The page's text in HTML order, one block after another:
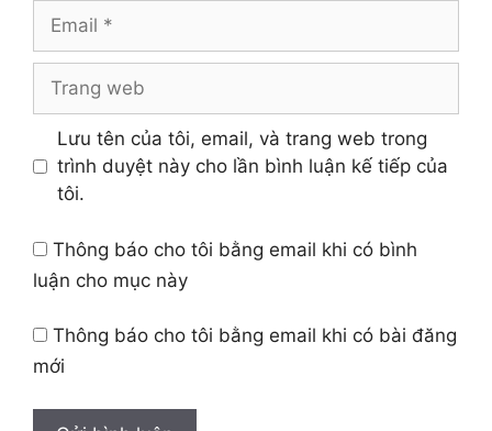
Email
Trang
Lưu tên của tôi, email, và trang web trong
trình duyệt này cho lần bình luận kế tiếp của
tôi.
Thông báo cho tôi bằng email khi có bình
luận cho mục này
Thông báo cho tôi bằng email khi có bài đăng
mới